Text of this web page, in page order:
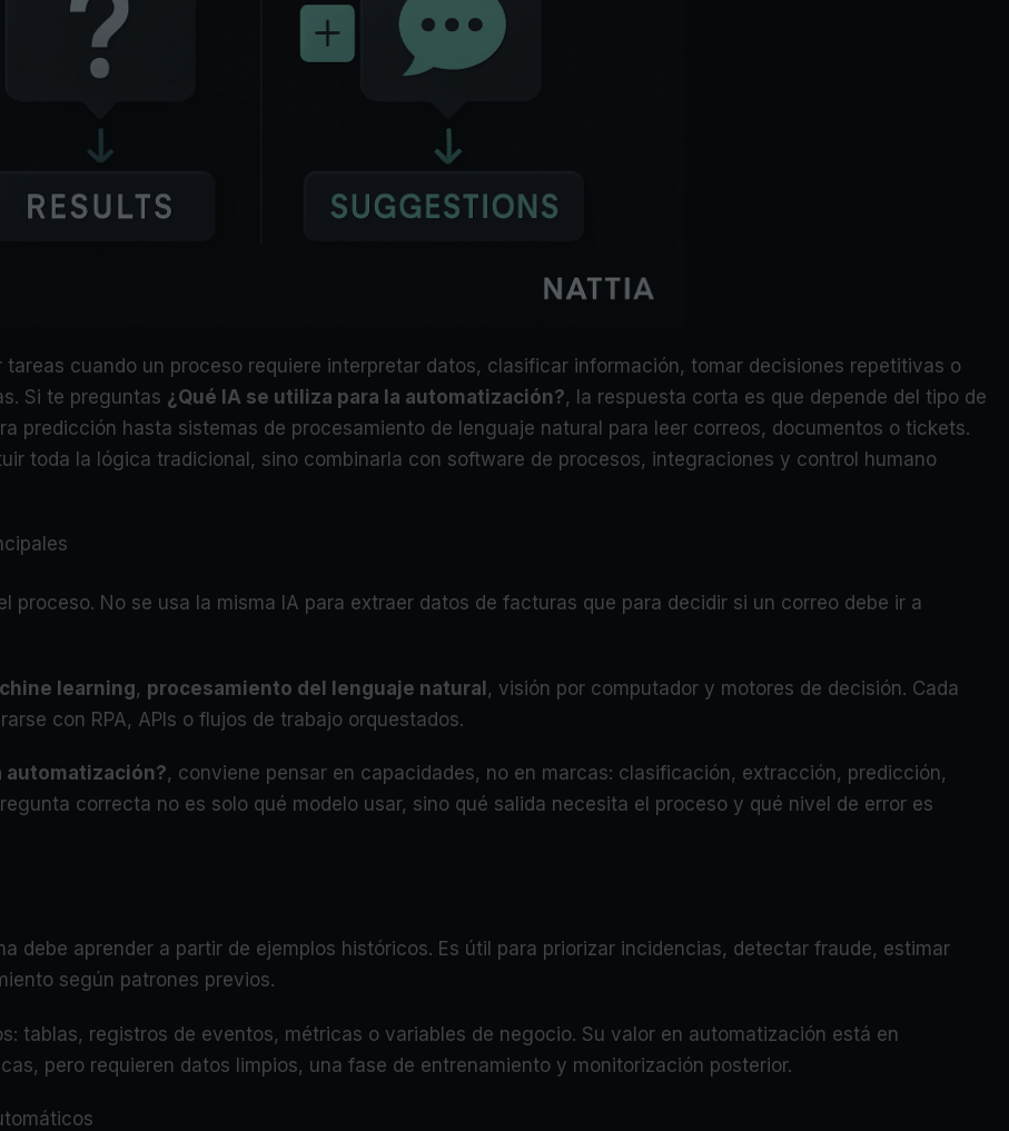
tareas cuando un proceso requiere interpretar datos, clasificar información, tomar decisiones repetitivas o
Si te preguntas ¿Qué IA se utiliza para la automatización?, la respuesta corta es que depende del tipo de
predicción hasta sistemas de procesamiento de lenguaje natural para leer correos, documentos o tickets.
toda la lógica tradicional, sino combinarla con software de procesos, integraciones y control humano
proceso. No se usa la misma IA para extraer datos de facturas que para decidir si un correo debe ir a
learning, procesamiento del lenguaje natural, visión por computador y motores de decisión. Cada
con RPA, APIs o flujos de trabajo orquestados.
automatización?, conviene pensar en capacidades, no en marcas: clasificación, extracción, predicción,
correcta no es solo qué modelo usar, sino qué salida necesita el proceso y qué nivel de error es
debe aprender a partir de ejemplos históricos. Es útil para priorizar incidencias, detectar fraude, estimar
según patrones previos.
tablas, registros de eventos, métricas o variables de negocio. Su valor en automatización está en
pero requieren datos limpios, una fase de entrenamiento y monitorización posterior.